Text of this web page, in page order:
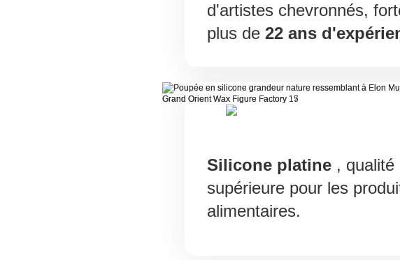
d'artistes chevronnés,
plus de 22 ans
Silicone platine, qualité
supérieure pour les
alimentaires.